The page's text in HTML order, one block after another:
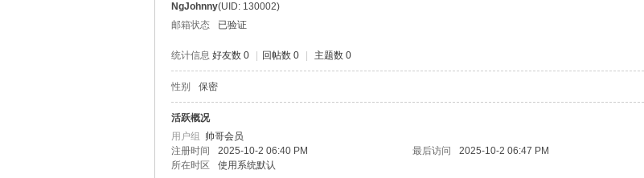
NgJohnny(UID: 130002)
邮箱状态
已验证
统计信息 好友数 0 回帖数 0 主题数 0
性别 保密
活跃概况
用户组 帅哥会员
注册时间
2025-10-2 06:40 PM 最后访问 2025-10-2 06:47 PM
所在时区
使用系统默认